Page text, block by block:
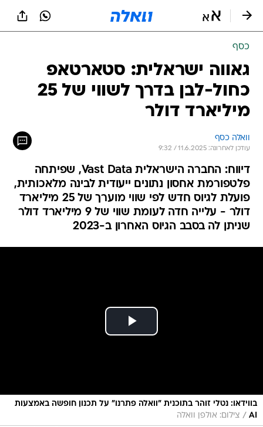
כסף
גאווה ישראלית: סטארטאפ
כחול-לבן בדרך לשווי של 25
מיליארד דולר
וואלה כסף
עודכן לאחרונה: 11.6.2025 / 9:32
דיווח: החברה הישראלית Vast Data, שפיתחה
פלטפורמת אחסון נתונים ייעודית לבינה מלאכותית,
פועלת לגיוס חדש לפי שווי מוערך של 25 מיליארד
דולר - עלייה חדה לעומת שווי של 9 מיליארד דולר
שניתן לה בסבב הגיוס האחרון ב-2023
בווידאו: נטלי זוהר בתוכנית "וואלה פתרנו" על תכנון חופשה באמצעות
AI
/ צילום: אולפן וואלה